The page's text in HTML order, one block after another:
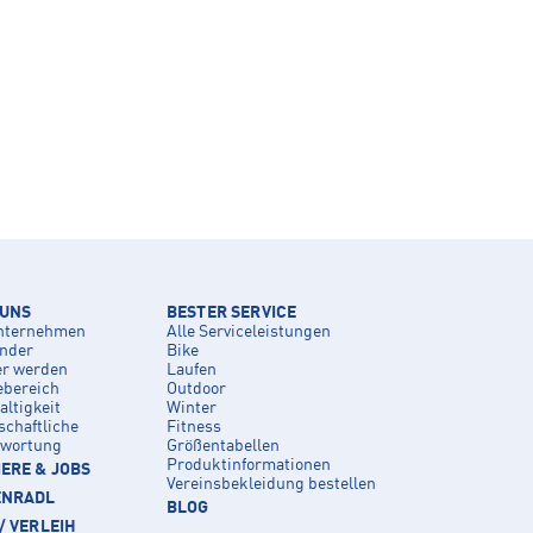
werden
& JOBS
VERLEIH
BESTER SERVICE
Alle Serviceleistungen
Bike
Laufen
Outdoor
Winter
Fitness
Größentabellen
Produktinformationen
Vereinsbekleidung bestellen
BLOG